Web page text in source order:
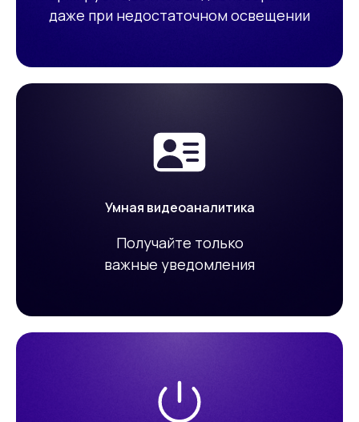
даже при недостаточном освещении
Умная видеоаналитика
Получайте только
важные уведомления